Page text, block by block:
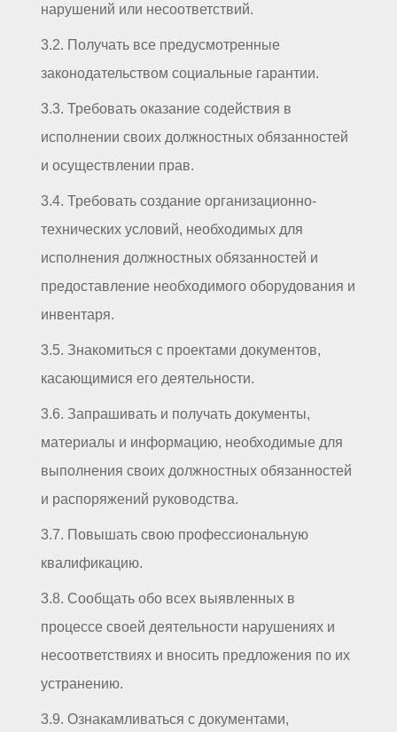
нарушений или несоответствий.
3.2. Получать все предусмотренные
законодательством социальные гарантии.
3.3. Требовать оказание содействия в
исполнении своих должностных обязанностей
и осуществлении прав.
3.4. Требовать создание организационно-
технических условий, необходимых для
исполнения должностных обязанностей и
предоставление необходимого оборудования и
инвентаря.
3.5. Знакомиться с проектами документов,
касающимися его деятельности.
3.6. Запрашивать и получать документы,
материалы и информацию, необходимые для
выполнения своих должностных обязанностей
и распоряжений руководства.
3.7. Повышать свою профессиональную
квалификацию.
3.8. Сообщать обо всех выявленных в
процессе своей деятельности нарушениях и
несоответствиях и вносить предложения по их
устранению.
3.9. Ознакамливаться с документами,